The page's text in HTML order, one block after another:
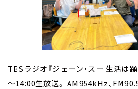
TBSラジオ『ジェーン・スー 生活は
～14:00生放送。 AM954kHz、